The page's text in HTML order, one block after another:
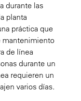
durante las
planta
práctica que
mantenimiento
de línea
durante un
requieren un
varios días.